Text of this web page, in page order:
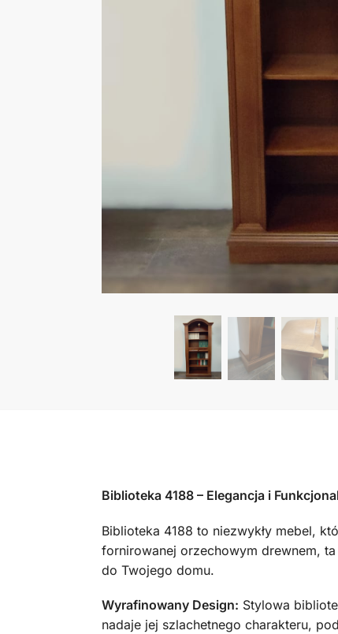
Biblioteka 4188 – Elegancja i
Biblioteka 4188 to niezwykły mebel,
fornirowanej orzechowym drewnem,
do Twojego domu.
Wyrafinowany Design: Stylowa
nadaje jej szlachetnego charakteru,